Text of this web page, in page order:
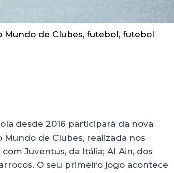
Mundo de Clubes, futebol, futebol
desde 2016 participará da nova
de Clubes, realizada nos
Juventus, da Itália; Al Ain, dos
O seu primeiro jogo acontece